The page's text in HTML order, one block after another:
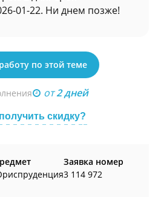
01-22. Ни днем позже!
по этой теме
от2 дней
скидку?
Заявка номер
3 114 972